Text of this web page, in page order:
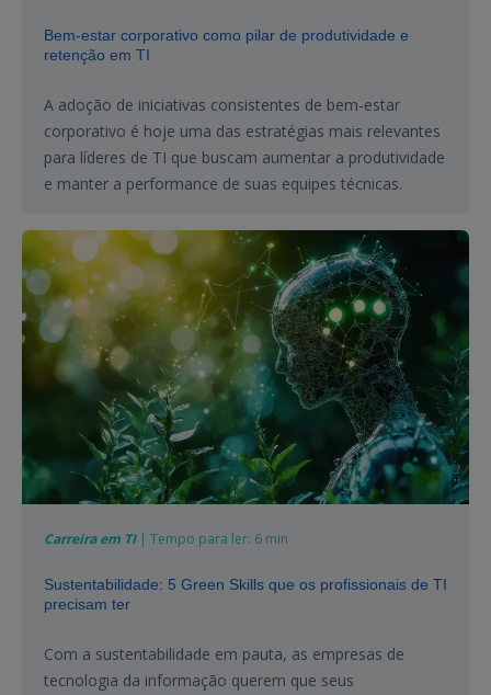
Bem-estar corporativo como pilar de produtividade e
retenção em TI
A adoção de iniciativas consistentes de bem-estar
corporativo é hoje uma das estratégias mais relevantes
para líderes de TI que buscam aumentar a produtividade
e manter a performance de suas equipes técnicas.
Carreira em TI| Tempo para ler: 6 min
Sustentabilidade: 5 Green Skills que os profissionais de TI
precisam ter
Com a sustentabilidade em pauta, as empresas de
tecnologia da informação querem que seus